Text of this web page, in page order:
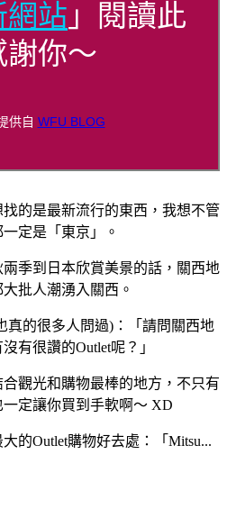
網站 」閱讀此
你～
供自 WFU BLOG
的是最新流行的東西，我想不管
定是「東京」。
季到日本欣賞美景的話，關西地
批人潮湧入關西。
真的很多人問過)：「請問關西地
有很讚的Outlet呢？」
觀光和購物最棒的地方，不只有
定讓你買到手軟啊～ XD
的Outlet購物好去處：「Mitsu...